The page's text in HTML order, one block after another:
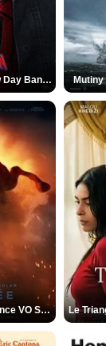
Spider-Man: Brand New Day Bande-annonce VO STFR Mutiny
L'Odyssée Bande-annonce VO STFR Le